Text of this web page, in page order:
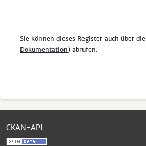
Sie können dieses Register auch über die
Dokumentation) abrufen.
CKAN-API